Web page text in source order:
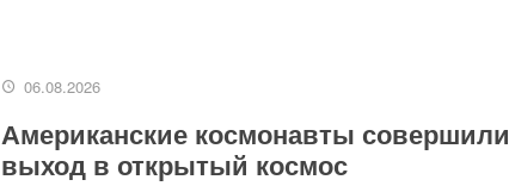
06.08.2026
Американские космонавты совершили
выход в открытый космос